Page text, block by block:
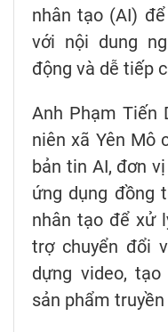
nhân tạo (AI)
với nội dung
động và dễ tiếp
Anh Phạm Tiến
niên xã Yên Mô
bản tin AI, đơn
ứng dụng đồng
nhân tạo để xử
trợ chuyển đổi
dựng video,
sản phẩm